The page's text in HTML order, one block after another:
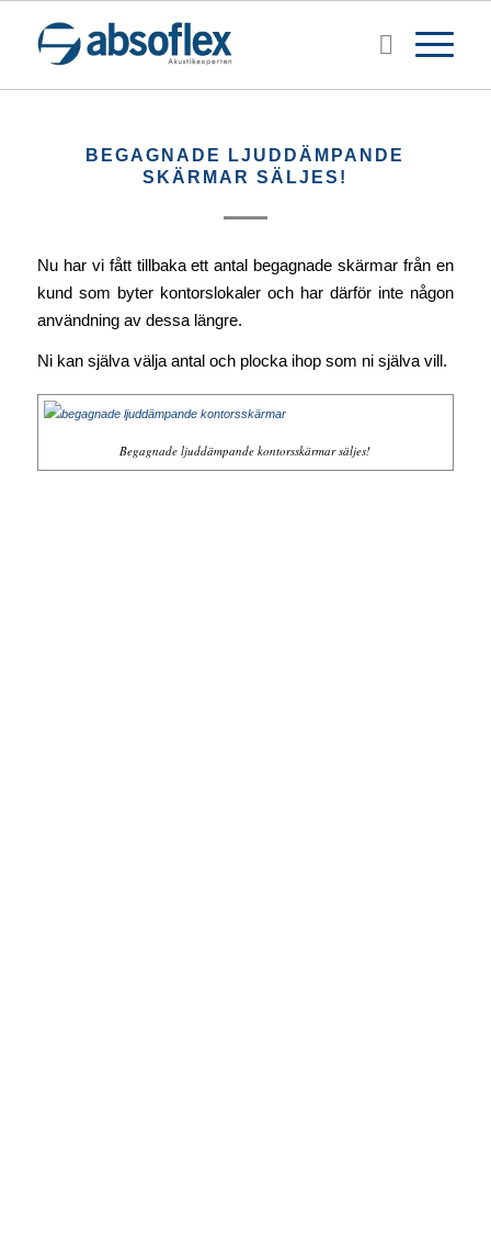
BEGAGNADE LJUDDÄMPANDE
SKÄRMAR SÄLJES!
Nu har vi fått tillbaka ett antal begagnade skärmar från en
kund som byter kontorslokaler och har därför inte någon
användning av dessa längre.
Ni kan själva välja antal och plocka ihop som ni själva vill.
Begagnade ljuddämpande kontorsskärmar säljes!